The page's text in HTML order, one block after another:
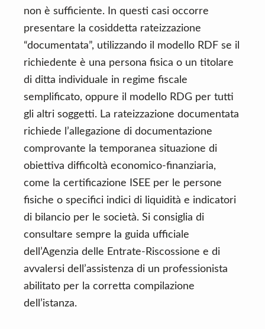
non è sufficiente. In questi casi occorre
presentare la cosiddetta rateizzazione
“documentata”, utilizzando il modello RDF se il
richiedente è una persona fisica o un titolare
di ditta individuale in regime fiscale
semplificato, oppure il modello RDG per tutti
gli altri soggetti. La rateizzazione documentata
richiede l’allegazione di documentazione
comprovante la temporanea situazione di
obiettiva difficoltà economico-finanziaria,
come la certificazione ISEE per le persone
fisiche o specifici indici di liquidità e indicatori
di bilancio per le società. Si consiglia di
consultare sempre la guida ufficiale
dell’Agenzia delle Entrate-Riscossione e di
avvalersi dell’assistenza di un professionista
abilitato per la corretta compilazione
dell’istanza.